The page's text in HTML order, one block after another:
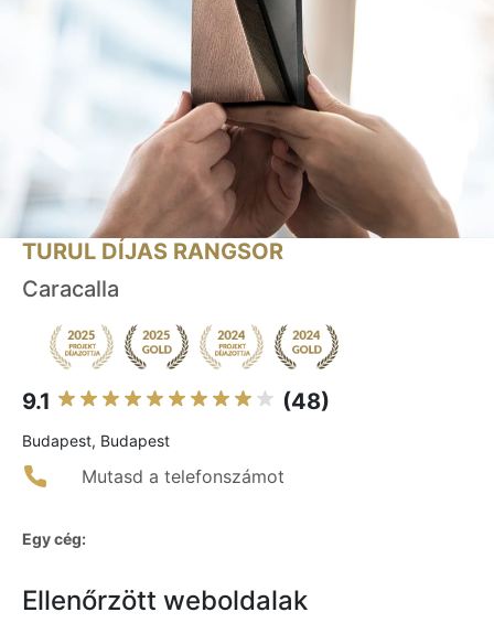
TURUL DÍJAS RANGSOR
Caracalla
9.1 (48)
Budapest, Budapest
Mutasd a telefonszámot
Egy cég:
Ellenőrzött weboldalak